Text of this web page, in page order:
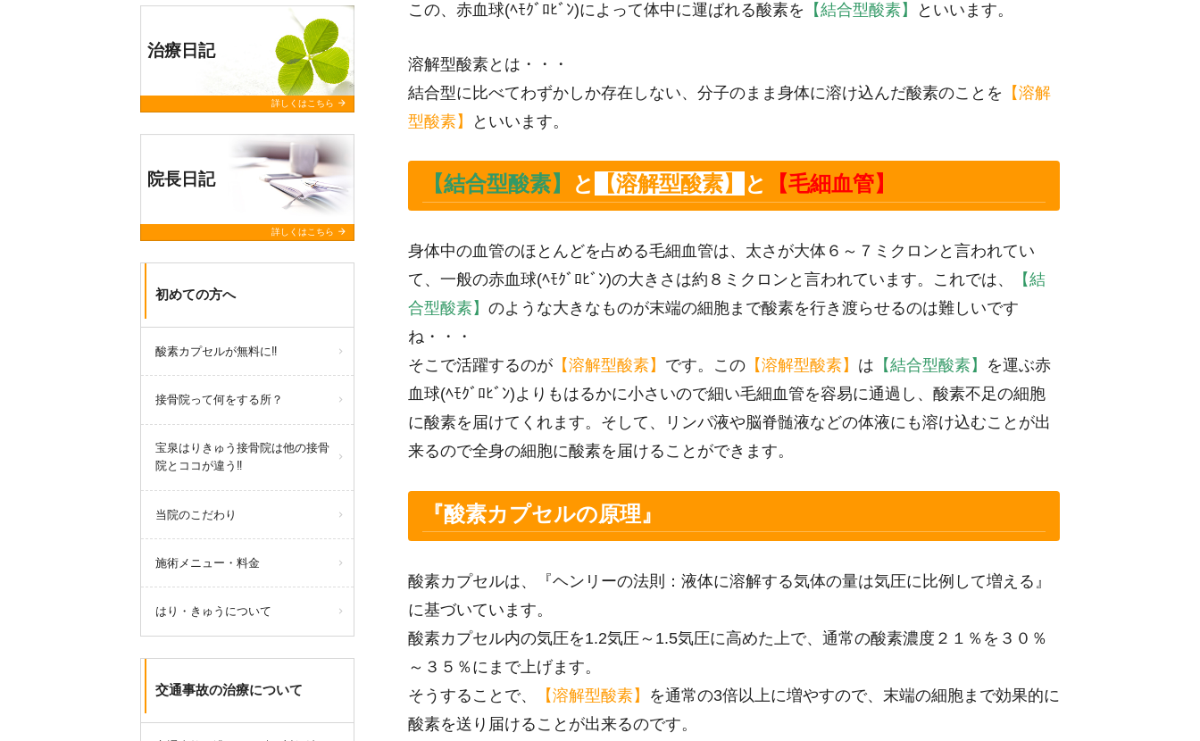
この、赤血球(ﾍﾓｸﾞﾛﾋﾞﾝ)によって体中に運ばれる酸素を 【結合型酸素】 といいます。
溶解型酸素とは・・・
結合型に比べてわずかしか存在しない、分子のまま身体に溶け込んだ酸素のことを 【溶解
型酸素】
といいます。
【結合型酸素】 と 【溶解型酸素】 と 【毛細血管】
身体中の血管のほとんどを占める毛細血管は、太さが大体６～７ミクロンと言われてい
て、 一般の赤血球(ﾍﾓｸﾞﾛﾋﾞﾝ)の大きさは約８ミクロンと言われています。 これでは、
【結
合型酸素】 のような大きなものが末端の細胞まで酸素を行き渡らせるのは難しいです
ね・・・
そこで活躍するのが 【溶解型酸素】 です。 この 【溶解型酸素】 は 【結合型酸素】 を運ぶ赤
血球(ﾍﾓｸﾞﾛﾋﾞﾝ)よりもはるかに小さいので細い毛細血管を容易に通過し、酸素不足の細胞
に酸素を届けてくれます。 そして、リンパ液や脳脊髄液などの体液にも溶け込むことが出
来るので全身の細胞に酸素を届けることができます。
『酸素カプセルの原理』
酸素カプセルは、『ヘンリーの法則：液体に溶解する気体の量は気圧に比例して増える』
に基づいています。
酸素カプセル内の気圧を1.2気圧～1.5気圧に高めた上で、通常の酸素濃度２１％を３０％
～３５％にまで上げます。
そうすることで、
【溶解型酸素】 を通常の3倍以上に増やすので、末端の細胞まで効果的に
酸素を送り届けることが出来るのです。
土曜日
の診
※月曜日から金曜日の8時から9時
まで（8時から2名・8時30分から2
15時30分から2名）予約を承ってお
予約無しでも診療は受けられます
が、上記の時間は予約の方を優先
致します。（予約も承っておりま
す）
たい方は電話にてお問い合わせく
ださい。
治療日記
詳しくはこちら arrow_forward
院長日記
詳しくはこちら arrow_forward
初めての方へ
酸素カプセルが無料に‼
接骨院って何をする所？
宝泉はりきゅう接骨院は他の接骨
院とココが違う‼
当院のこだわり
施術メニュー・料金
はり・きゅうについて
交通事故の治療について